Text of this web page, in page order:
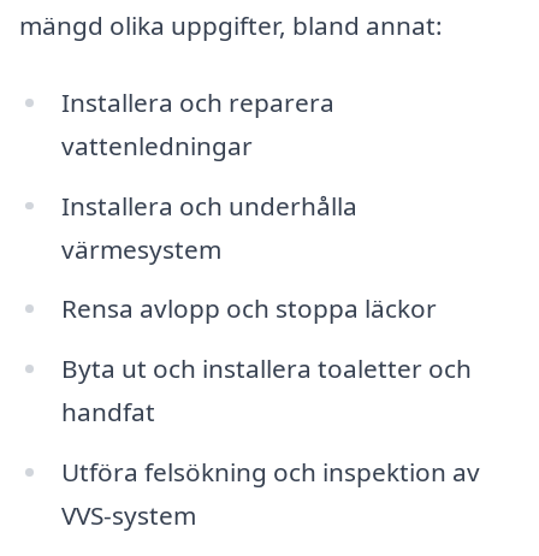
mängd olika uppgifter, bland annat:
Installera och reparera
vattenledningar
Installera och underhålla
värmesystem
Rensa avlopp och stoppa läckor
Byta ut och installera toaletter och
handfat
Utföra felsökning och inspektion av
VVS-system